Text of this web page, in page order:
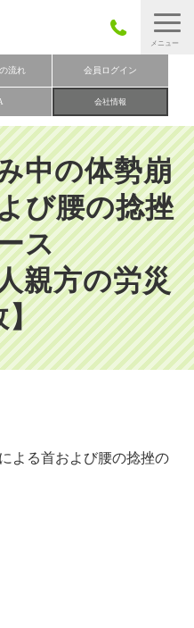
流れ 会員ログイン
会社情報
とは
取りまとめ
続きの流れ
費用
込み
要
わせ
ュー
中の体勢崩
び腰の捻挫
ス
親方の労災
】
よる首および腰の捻挫の